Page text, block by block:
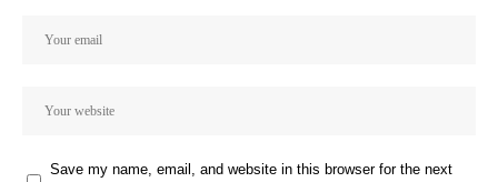
Save my name, email, and website in this browser for the next